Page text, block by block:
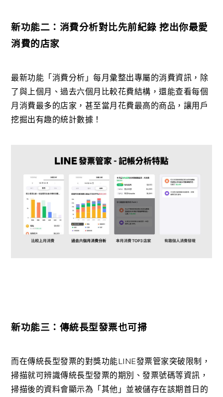
新功能二：消費分析對比先前紀錄 挖出你最愛
消費的店家
最新功能「消費分析」每月彙整出專屬的消費資訊，除
了與上個月、過去六個月比較花費結構，還能查看每個
月消費最多的店家，甚至當月花費最高的商品，讓用戶
挖掘出有趣的統計數據！
新功能三：傳統長型發票也可掃
而在傳統長型發票的對獎功能LINE發票管家突破限制，
掃描就可辨識傳統長型發票的期別、發票號碼等資訊，
掃描後的資料會顯示為「其他」並被儲存在該期首日的